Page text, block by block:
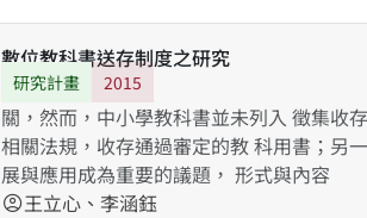
數位教科書送存制度之研究
研究計畫 2015
關，然而，中小學教科書並未列入 徵集收
相關法規，收存通過審定的教 科用書；另
展與應用成為重要的議題， 形式與內容
account_circle王立心、李涵鈺